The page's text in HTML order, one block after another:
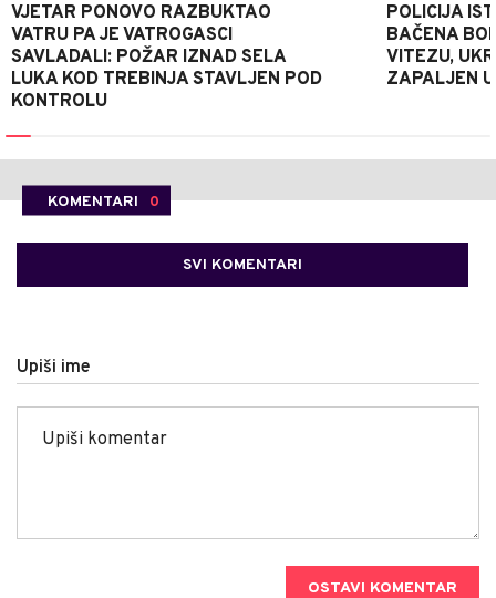
VJETAR PONOVO RAZBUKTAO
VATRU PA JE VATROGASCI
SAVLADALI: POŽAR IZNAD SELA
LUKA KOD TREBINJA STAVLJEN POD
KONTROLU
POLICIJA
BAČENA
VITEZU,
ZAPALJEN
KOMENTARI 0
SVI KOMENTARI
Upiši ime
OSTAVI KOMENTAR